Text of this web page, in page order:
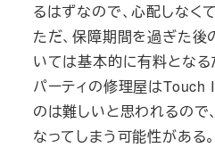
るはずなので、心配しなく
ただ、保障期間を過ぎた
いては基本的に有料となる
パーティの修理屋はTouch
のは難しいと思われるの
なってしまう可能性がある。